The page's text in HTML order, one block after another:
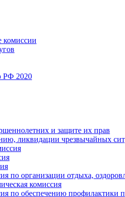
комиссии
РФ 2020
и защите их прав
ликвидации чрезвычайных
по организации отдыха,
комиссия
по обеспечению профилактики